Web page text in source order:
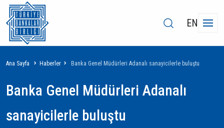
EN
Sayfa
yolu
Ana Sayfa Haberler Banka Genel Müdürleri Adanalı sanayicilerle buluştu
Banka Genel Müdürleri Adanalı
sanayicilerle buluştu